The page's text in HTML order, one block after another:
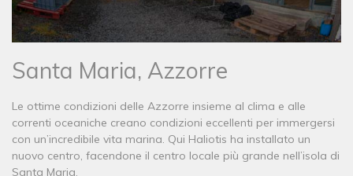
Santa Maria, Azzorre
Le ottime condizioni delle Azzorre insieme al clima e alle
correnti oceaniche creano condizioni eccellenti per immergersi
con un’incredibile vita marina. Qui Haliotis ha installato un
nuovo centro, facendone il centro locale più grande nell’isola di
Santa Maria.